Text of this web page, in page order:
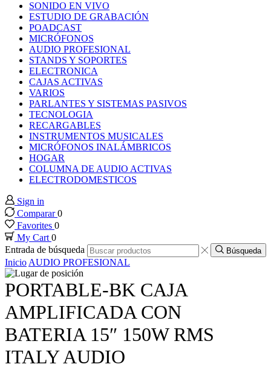
panel
panel
panel
panel
SONIDO EN VIVO
ESTUDIO DE GRABACIÓN
POADCAST
MICRÓFONOS
AUDIO PROFESIONAL
STANDS Y SOPORTES
ELECTRONICA
CAJAS ACTIVAS
VARIOS
PARLANTES Y SISTEMAS PASIVOS
TECNOLOGIA
RECARGABLES
INSTRUMENTOS MUSICALES
MICRÓFONOS INALÁMBRICOS
HOGAR
COLUMNA DE AUDIO ACTIVAS
ELECTRODOMESTICOS
Sign in
Comparar0
Favorites 0
My Cart0
Entrada de búsqueda
Búsqueda
Inicio AUDIO PROFESIONAL
PORTABLE-BK CAJA
AMPLIFICADA CON
BATERIA 15″ 150W RMS
ITALY AUDIO